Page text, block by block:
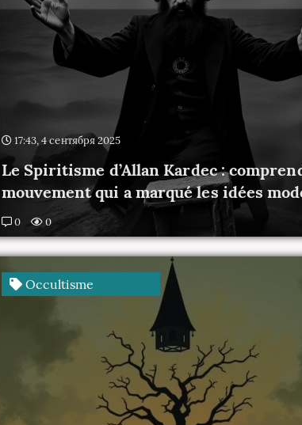
17:43, 4 сентября 2025
Le Spiritisme d’Allan Kardec :
mouvement qui a marqué les idées
0 0
Occultisme